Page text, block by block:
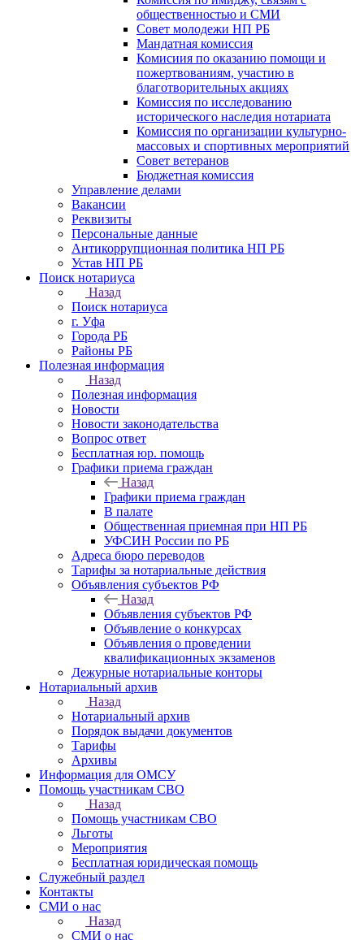
общественностью и СМИ
Совет молодежи НП РБ
Мандатная комиссия
Комисиия по оказанию помощи и
пожертвованиям, участию в
благотворительных акциях
Комиссия по исследованию
исторического наследия нотариата
Комиссия по организации культурно-
массовых и спортивных мероприятий
Совет ветеранов
Бюджетная комиссия
Управление делами
Вакансии
Реквизиты
Персональные данные
Антикоррупционная политика НП РБ
Устав НП РБ
Поиск нотариуса
Назад
Поиск нотариуса
г. Уфа
Города РБ
Районы РБ
Полезная информация
Назад
Полезная информация
Новости
Новости законодательства
Вопрос ответ
Бесплатная юр. помощь
Графики приема граждан
Назад
Графики приема граждан
В палате
Общественная приемная при НП РБ
УФСИН России по РБ
Адреса бюро переводов
Тарифы за нотариальные действия
Объявления субъектов РФ
Назад
Объявления субъектов РФ
Объявление о конкурсах
Объявления о проведении
квалификационных экзаменов
Дежурные нотариальные конторы
Нотариальный архив
Назад
Нотариальный архив
Порядок выдачи документов
Тарифы
Архивы
Информация для ОМСУ
Помощь участникам СВО
Назад
Помощь участникам СВО
Льготы
Мероприятия
Бесплатная юридическая помощь
Служебный раздел
Контакты
СМИ о нас
Назад
СМИ о нас